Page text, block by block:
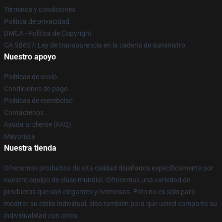
Términos y condiciones
Política de privacidad
DMCA - Política de Copyright
CA SB657: Ley de transparencia en la cadena de suministro
Nuestro apoyo
Políticas de envío
Condiciones de pago
Políticas de reembolso
Contáctenos
Ayuda al cliente (FAQ)
Mayorista
Nuestra tienda
Ofrecemos productos de alta calidad diseñados específicamente por
nuestro equipo de clase mundial. Ofrecemos una variedad de
productos que son elegantes y hermosos. Esto no es sólo para
mostrar su estilo individual, sino también para que usted comparta su
individualidad con otros.